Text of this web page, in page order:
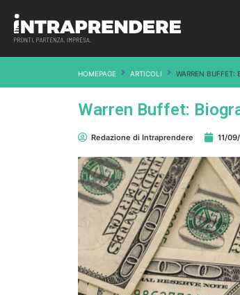
HOMEPAGE ARTICOLI WARREN BUFFET:
Warren Buffet:
Redazione di Intraprendere 11/